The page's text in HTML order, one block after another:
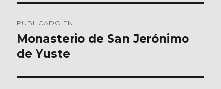
de
entradas
PUBLICADO EN
Monasterio de San Jerónimo
de Yuste